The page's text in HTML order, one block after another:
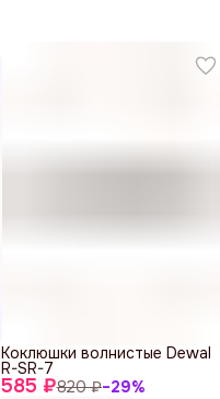
585 ₽820 ₽−29%
Коклюшки волнистые Dewal
R-SR-7